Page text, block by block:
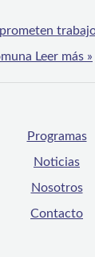
Leer más »
Programas
Noticias
Nosotros
Contacto